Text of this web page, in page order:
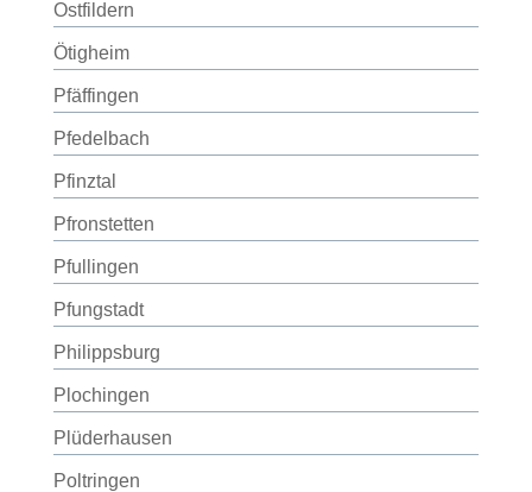
Ostfildern
Ötigheim
Pfäffingen
Pfedelbach
Pfinztal
Pfronstetten
Pfullingen
Pfungstadt
Philippsburg
Plochingen
Plüderhausen
Poltringen